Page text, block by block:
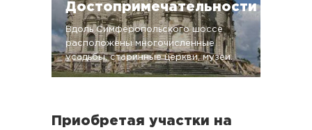
Достопримечательности
Вдоль Симферопольского шоссе
расположены многочисленные
усадьбы, старинные церкви, музеи.
Приобретая участки на